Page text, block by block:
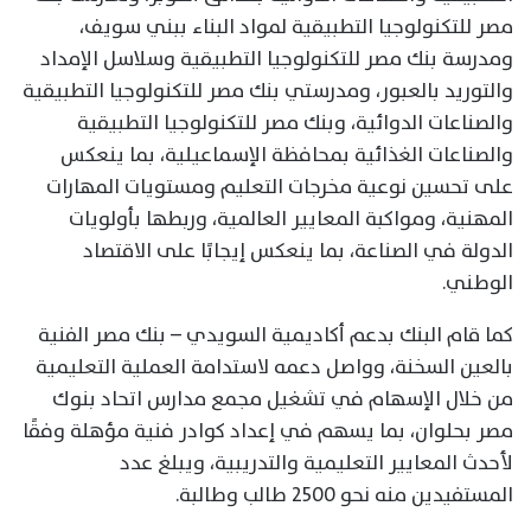
مصر للتكنولوجيا التطبيقية لمواد البناء ببني سويف،
ومدرسة بنك مصر للتكنولوجيا التطبيقية وسلاسل الإمداد
والتوريد بالعبور، ومدرستي بنك مصر للتكنولوجيا التطبيقية
والصناعات الدوائية، وبنك مصر للتكنولوجيا التطبيقية
والصناعات الغذائية بمحافظة الإسماعيلية، بما ينعكس
على تحسين نوعية مخرجات التعليم ومستويات المهارات
المهنية، ومواكبة المعايير العالمية، وربطها بأولويات
الدولة في الصناعة، بما ينعكس إيجابًا على الاقتصاد
الوطني.
كما قام البنك بدعم أكاديمية السويدي – بنك مصر الفنية
بالعين السخنة، وواصل دعمه لاستدامة العملية التعليمية
من خلال الإسهام في تشغيل مجمع مدارس اتحاد بنوك
مصر بحلوان، بما يسهم في إعداد كوادر فنية مؤهلة وفقًا
لأحدث المعايير التعليمية والتدريبية، ويبلغ عدد
المستفيدين منه نحو 2500 طالب وطالبة.